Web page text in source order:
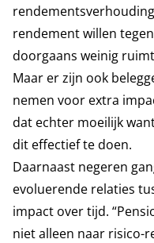
rendement willen
doorgaans weinig
Maar er zijn ook
nemen voor extra
dat echter moeilijk
dit effectief te doen.
Daarnaast negeren
evoluerende relaties
impact over tijd.
niet alleen naar risico-